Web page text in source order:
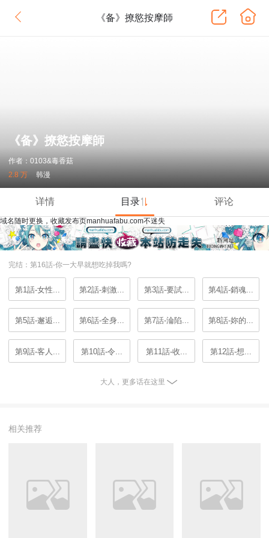
《备》撩慾按摩師
《备》撩慾按摩師
作者：0103&毒香菇
2.8 万
韩漫
详情 目录 评论
域名随时更换，收藏发布页manhuafabu.com不迷失
完结：第16話-你一大早就想吃掉我嗎?
第1話-女性... 第2話-刺激... 第3話-要試... 第4話-銷魂...
第5話-邂逅... 第6話-全身... 第7話-淪陷... 第8話-妳的...
第9話-客人... 第10話-令... 第11話-收... 第12話-想...
大人，更多话在这里
相关推荐